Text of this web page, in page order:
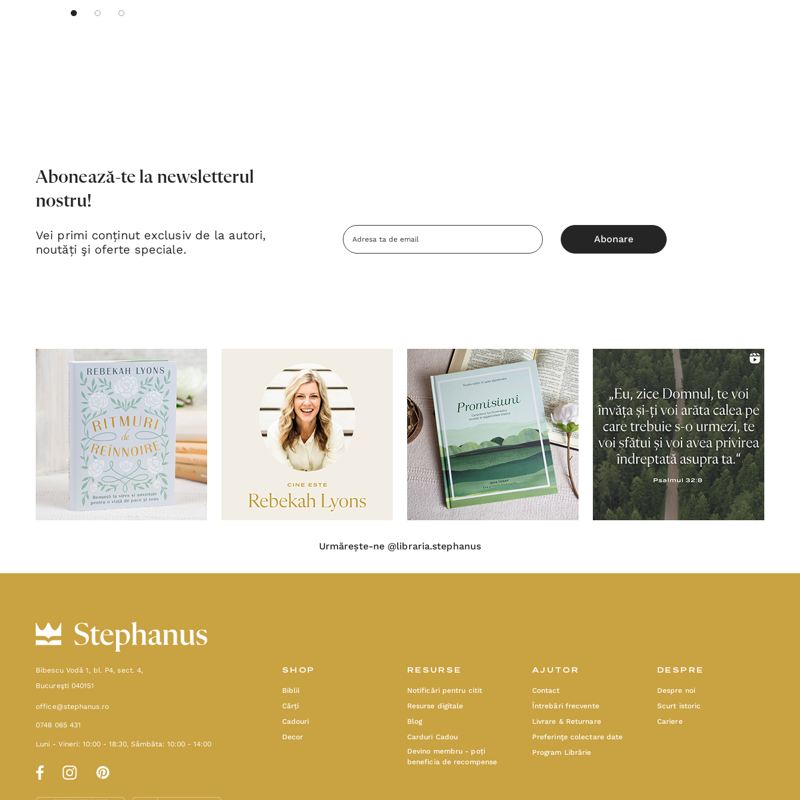
Abonează-te la newsletterul
nostru!
Vei primi conținut exclusiv de la autori,
noutăți şi oferte speciale.
Adresa
Email
Urmărește-ne @libraria.stephanus
Bibescu Vodă 1, bl. P4, sect. 4,
Bucureşti 040151
office@stephanus.ro
0748 065 431
Luni - Vineri: 10:00 - 18:30, Sâmbăta: 10:00 - 14:00
SHOP
Biblii
Cărți
Cadouri
Decor
RESURSE
Notificări pentru citit
Resurse digitale
Blog
Carduri Cadou
Devino membru - poți
beneficia de recompense
AJUTOR
Contact
Întrebări frecvente
Livrare & Returnare
Preferinţe colectare date
Program Librărie
DESPRE
Despre noi
Scurt istoric
Cariere